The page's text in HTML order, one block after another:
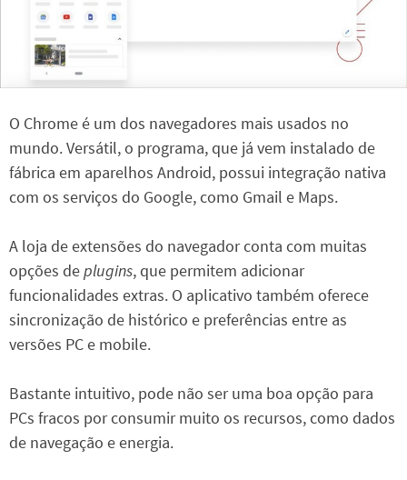
O Chrome é um dos navegadores mais usados no
mundo. Versátil, o programa, que já vem instalado de
fábrica em aparelhos Android, possui integração nativa
com os serviços do Google, como Gmail e Maps.
A loja de extensões do navegador conta com muitas
opções deplugins, que permitem adicionar
funcionalidades extras. O aplicativo também oferece
sincronização de histórico e preferências entre as
versões PC e mobile.
Bastante intuitivo, pode não ser uma boa opção para
PCs fracos por consumir muito os recursos, como dados
de navegação e energia.